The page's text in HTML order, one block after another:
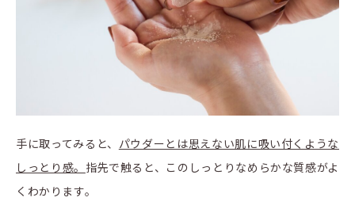
手に取ってみると、 パウダーとは思えない肌に吸い付くような
しっとり感。 指先で触ると、このしっとりなめらかな質感がよ
くわかります。